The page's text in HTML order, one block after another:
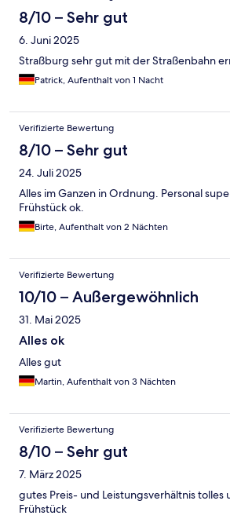
8/10 – Sehr gut
6. Juni 2025
Straßburg sehr gut mit der Straßenbahn
Patrick, Aufenthalt von 1 Nacht
Verifizierte Bewertung
8/10 – Sehr gut
24. Juli 2025
Alles im Ganzen in Ordnung. Personal
Frühstück ok.
Birte, Aufenthalt von 2 Nächten
Verifizierte Bewertung
10/10 – Außergewöhnlich
31. Mai 2025
Alles ok
Alles gut
Martin, Aufenthalt von 3 Nächten
Verifizierte Bewertung
8/10 – Sehr gut
7. März 2025
gutes Preis- und Leistungsverhältnis tolles
Frühstück